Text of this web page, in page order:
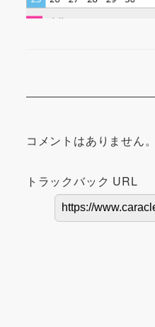
コメントはありません。
トラックバック URL